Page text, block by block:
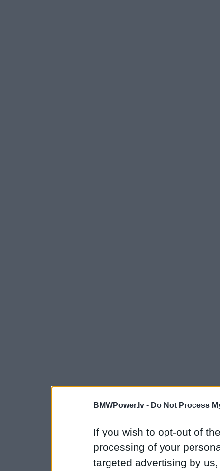
BMWPower.lv - Do Not Process
If you wish to opt-out of
processing of your
targeted advertising by